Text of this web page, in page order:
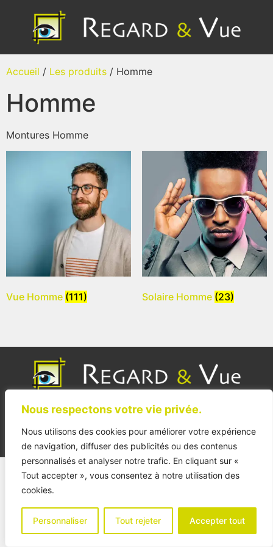
Nous respectons votre vie privée.
Nous utilisons des cookies pour améliorer votre expérience
de navigation, diffuser des publicités ou des contenus
personnalisés et analyser notre trafic. En cliquant sur «
Tout accepter », vous consentez à notre utilisation des
cookies.
Personnaliser Tout rejeter Accepter tout
Accueil / Les produits / Homme
Homme
Montures Homme
Vue Homme (111) Solaire Homme (23)
© 2023 Designed by Lupsik